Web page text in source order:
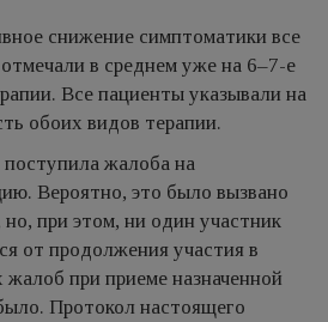
снижение симптоматики все
в среднем уже на 6–7-е
Все пациенты указывали на
обоих видов терапии.
жалоба на
Вероятно, это было вызвано
при этом, ни один участник
от продолжения участия в
при приеме назначенной
Протокол настоящего